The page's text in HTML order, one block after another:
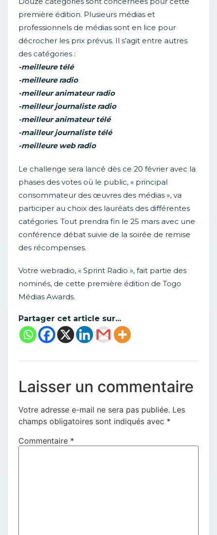
première édition. Plusieurs médias et
professionnels de médias sont en lice pour
décrocher les prix prévus. Il s’agit entre autres
des catégories :
-meilleure télé
-meilleure radio
-meilleur animateur radio
-meilleur journaliste radio
-meilleur animateur télé
-mailleur journaliste télé
-meilleure web radio
Le challenge sera lancé dès ce 20 février avec la
phases des votes où le public, « principal
consommateur des œuvres des médias », va
participer au choix des lauréats des différentes
catégories. Tout prendra fin le 25 mars avec une
conférence débat suivie de la soirée de remise
des récompenses.
Votre webradio, « Sprint Radio », fait partie des
nominés, de cette première édition de Togo
Médias Awards.
Partager cet article sur...
Laisser un commentaire
Votre adresse e-mail ne sera pas publiée. Les
champs obligatoires sont indiqués avec *
Commentaire *